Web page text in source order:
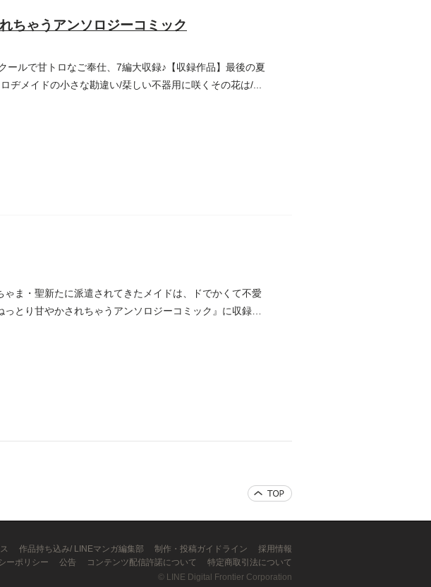
ちゃうアンソロジーコミック
ールで甘トロなご奉仕、7編大収録♪【収録作品】最後の夏
ヂメイドの小さな勘違い/栞しい不器用に咲くその花は/...
ま・聖新たに派遣されてきたメイドは、ドでかくて不愛
とり甘やかされちゃうアンソロジーコミック』に収録さ
作品持ち込み/ LINEマンガ編集部 制作・投稿ガイドライン
採用情報
ーポリシー 公告 コンテンツ配信許諾について
特定商取引法について
© LINE Digital Frontier Corporation